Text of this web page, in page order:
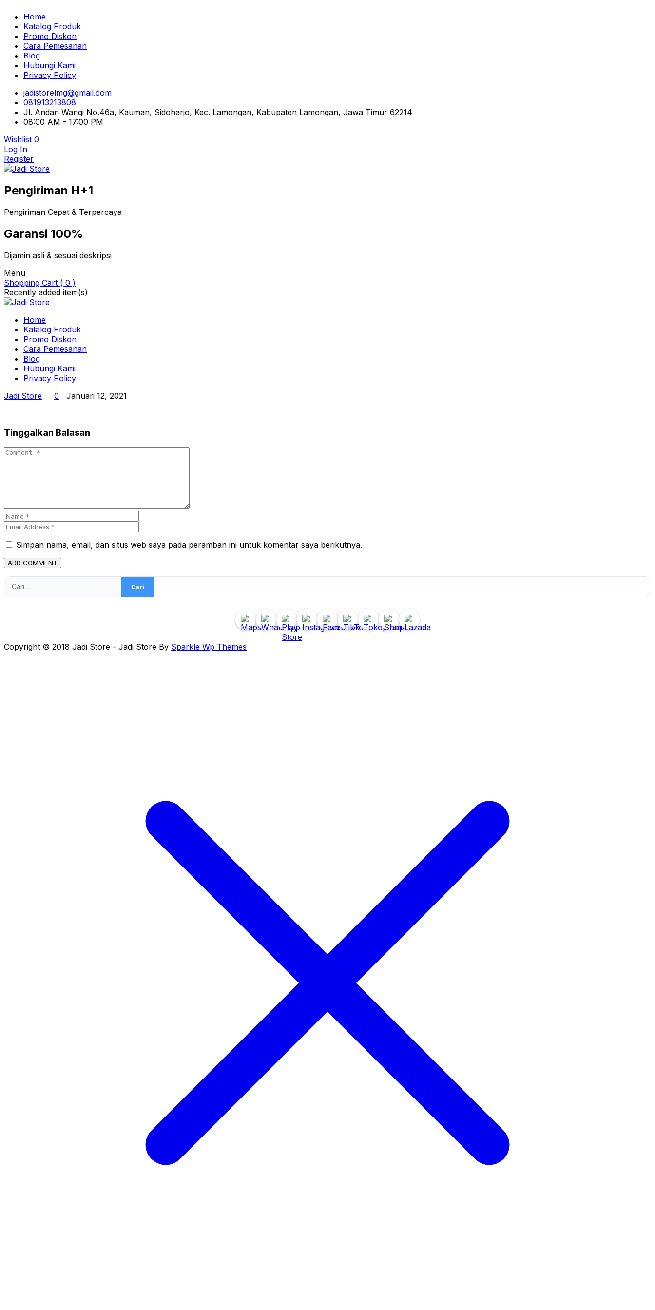
Home
Katalog Produk
Promo Diskon
Cara Pemesanan
Blog
Hubungi Kami
Privacy Policy
jadistorelmg@gmail.com
081913213808
Jl. Andan Wangi No.46a, Kauman, Sidoharjo, Kec. Lamongan, Kabupaten Lamongan, Jawa Timur 62214
08:00 AM - 17:00 PM
Wishlist 0
Log In
Register
Jadi Store
Pusat Aksesoris HP, Komputer & Produk Unik di Lamongan
Pengiriman H+1
Pengiriman Cepat & Terpercaya
Garansi 100%
Dijamin asli & sesuai deskripsi
Menu
Shopping Cart ( 0 )
Recently added item(s)
Home
Katalog Produk
Promo Diskon
Cara Pemesanan
Blog
Hubungi Kami
Privacy Policy
Jadi Store
0 Januari 12, 2021
Tinggalkan Balasan
Simpan nama, email, dan situs web saya pada peramban ini untuk komentar saya berikutnya.
Cari
untuk:
Copyright © 2018 Jadi Store - Jadi Store By Sparkle Wp Themes